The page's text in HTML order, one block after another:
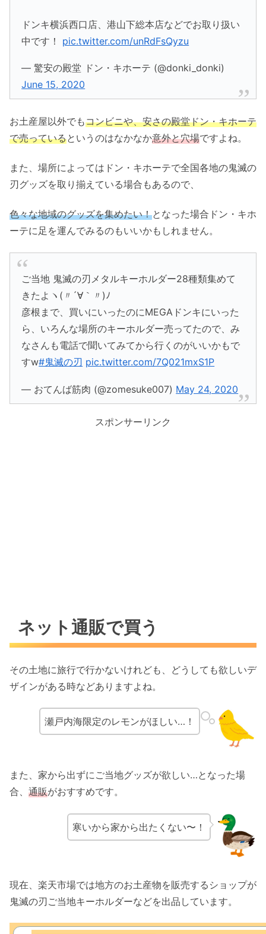
ドンキ横浜西口店、港山下総本店などでお取り扱い
中です！ pic.twitter.com/unRdFsQyzu
— 驚安の殿堂 ドン・キホーテ (@donki_donki)
June 15, 2020
お土産屋以外でもコンビニや、安さの殿堂ドン・キホーテ
で売っているというのはなかなか意外と穴場ですよね。
また、場所によってはドン・キホーテで全国各地の鬼滅の
刃グッズを取り揃えている場合もあるので、
色々な地域のグッズを集めたい！となった場合ドン・キホ
ーテに足を運んでみるのもいいかもしれません。
ご当地 鬼滅の刃メタルキーホルダー28種類集めて
きたよヽ(〃´∀｀〃)ﾉ
彦根まで、買いにいったのにMEGAドンキにいった
ら、いろんな場所のキーホルダー売ってたので、み
なさんも電話で聞いてみてから行くのがいいかもで
すw#鬼滅の刃 pic.twitter.com/7Q021mxS1P
— おてんば筋肉 (@zomesuke007) May 24, 2020
スポンサーリンク
ネット通販で買う
その土地に旅行で行かないけれども、どうしても欲しいデ
ザインがある時などありますよね。
瀬戸内海限定のレモンがほしい…！
また、家から出ずにご当地グッズが欲しい…となった場
合、 通販がおすすめです。
寒いから家から出たくない〜！
現在、楽天市場では地方のお土産物を販売するショップが
鬼滅の刃ご当地キーホルダーなどを出品しています。